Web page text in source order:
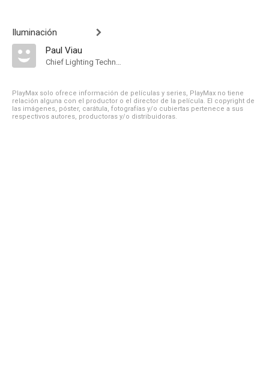
Iluminación
Paul Viau
Chief Lighting Technician
PlayMax solo ofrece información de películas y series, PlayMax no tiene
relación alguna con el productor o el director de la película. El copyright de
las imágenes, póster, carátula, fotografías y/o cubiertas pertenece a sus
respectivos autores, productoras y/o distribuidoras.